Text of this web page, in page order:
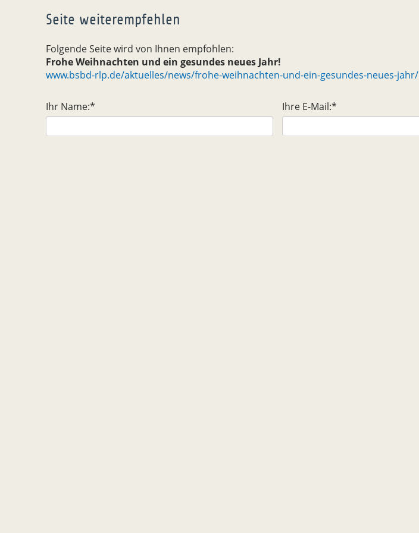
Seite weiterempfehlen
Folgende Seite wird von Ihnen empfohlen:
Frohe Weihnachten und ein gesundes neues Jahr!
www.bsbd-rlp.de/aktuelles/news/frohe-weihnachten-und-ein-gesundes-neues-jahr/
Ihr Name:* Ihre E-Mail:*